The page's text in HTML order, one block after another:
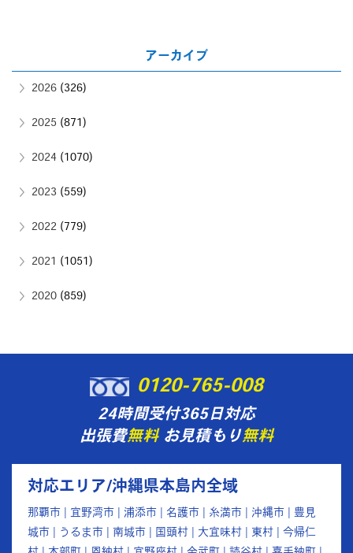
アーカイブ
2026 (326)
2025 (871)
2024 (1070)
2023 (559)
2022 (779)
2021 (1051)
2020 (859)
0120-765-008
24時間受付365日対応
出張費無料お見積もり無料
対応エリア/沖縄県本島内全域
那覇市 | 宜野湾市 | 浦添市 | 名護市 | 糸満市 | 沖縄市 | 豊見
城市 | うるま市 | 南城市 | 国頭村 | 大宜味村 | 東村 | 今帰仁